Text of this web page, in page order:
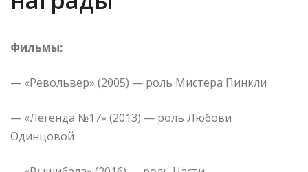
Фильмы:
— «Револьвер» (2005) — роль Мистера Пинкли
— «Легенда №17» (2013) — роль Любови
Одинцовой